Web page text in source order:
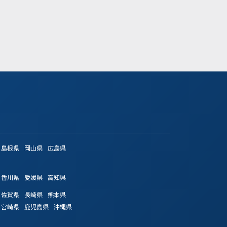
島根県 岡山県
広島県
香川県 愛媛県
高知県
佐賀県 長崎県
熊本県
宮崎県 鹿児島県
沖縄県